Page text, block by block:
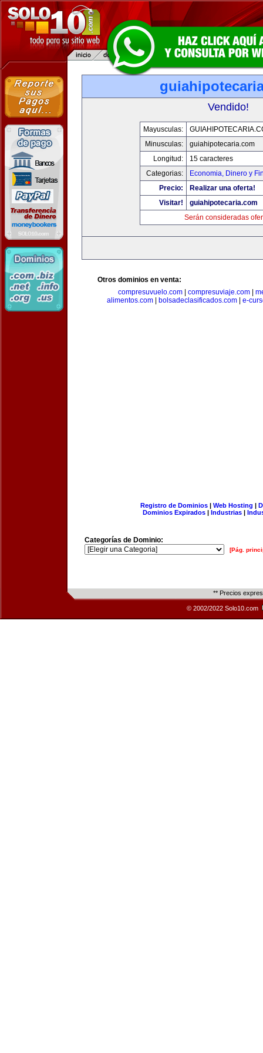
Vendido!
Mayusculas:
Minusculas:
guiahipotecaria.com
Longitud:
15 caracteres
Categorias:
Economia, Dinero y
Precio:
Realizar una oferta!
Visitar!
guiahipotecaria.com
Serán consideradas
Otros dominios en venta:
compresuvuelo.com
compresuviaje.com
alimentos.com
bolsadeclasificados.com e-
Registro de Dominios| Web Hosting |
Dominios Expirados | Industrias |
Categorías de Dominio:
[Pág.
** Precios
© 2002/2022 Solo10.com